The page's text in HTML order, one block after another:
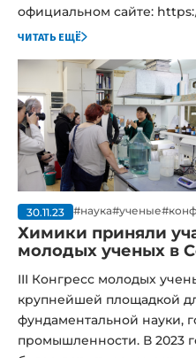
#фармацевтика
#университет
#день химика
#традиции
#Трудоустройство
#Турнир
#Поступление
#Стипендия
#Студенты
#Эндаумент фонд
#Наука
#Химия
#Преподаватели
#Английский
#Стажировка
#Аспиранты
#Диссертация
#Ученые
#Монография
#Победа
#День_химика
официальном сайте:
читать ещё
30.11.23 #наука#ученые
Химики приняли
молодых ученых в
III Конгресс молодых
крупнейшей площадкой
фундаментальной науки,
промышленности. В 2023